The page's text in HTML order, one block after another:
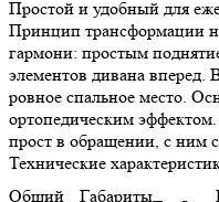
Простой и удобный для
Принцип трансформации
гармони: простым
элементов дивана вперед.
ровное спальное место.
ортопедическим
прост в обращении, с ним
Технические
Общий
Габариты